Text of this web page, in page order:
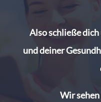
Also schließe
und deiner
Wir